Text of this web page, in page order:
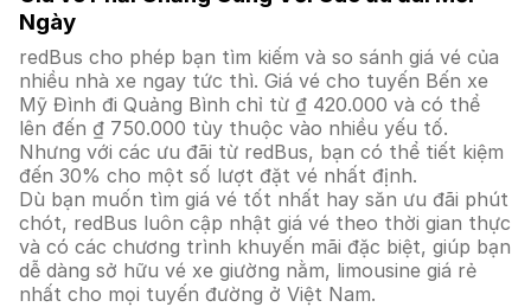
Ngày
redBus cho phép bạn tìm kiếm và so sánh giá vé của
nhiều nhà xe ngay tức thì. Giá vé cho tuyến Bến xe
Mỹ Đình đi Quảng Bình chỉ từ ₫ 420.000 và có thể
lên đến ₫ 750.000 tùy thuộc vào nhiều yếu tố.
Nhưng với các ưu đãi từ redBus, bạn có thể tiết kiệm
đến 30% cho một số lượt đặt vé nhất định.
Dù bạn muốn tìm giá vé tốt nhất hay săn ưu đãi phút
chót, redBus luôn cập nhật giá vé theo thời gian thực
và có các chương trình khuyến mãi đặc biệt, giúp bạn
dễ dàng sở hữu vé xe giường nằm, limousine giá rẻ
nhất cho mọi tuyến đường ở Việt Nam.